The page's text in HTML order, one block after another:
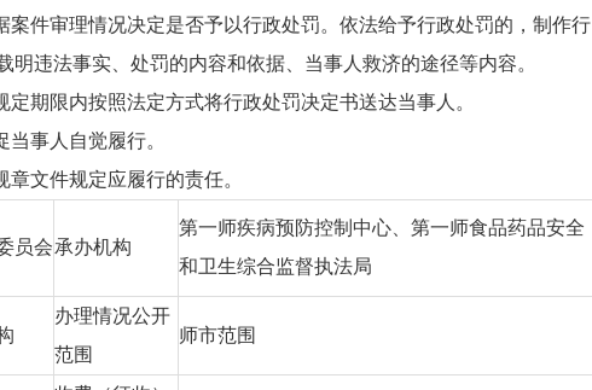
案件审理情况决定是否予以行政处罚。依法给予行政处罚的，制作行
明违法事实、处罚的内容和依据、当事人救济的途径等内容。
定期限内按照法定方式将行政处罚决定书送达当事人。
事人自觉履行。
章文件规定应履行的责任。
员会承办机构
第一师疾病预防控制中心、第一师食品药品安全
和卫生综合监督执法局
办理情况公开
范围
师市范围